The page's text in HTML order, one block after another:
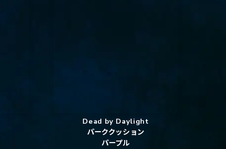
Dead by Daylight
パーククッション
パープル